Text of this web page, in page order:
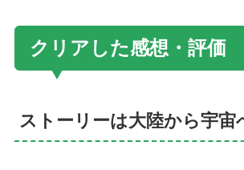
クリアした感想・評価
ストーリーは大陸から宇宙